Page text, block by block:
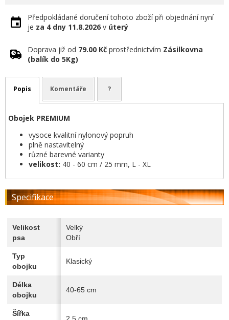
Předpokládané doručení tohoto zboží při objednání nyní
je za 4 dny 11.8.2026 v úterý
Doprava již od 79.00 Kč prostřednictvím Zásilkovna
(balík do 5Kg)
Popis Komentáře ?
Obojek PREMIUM
vysoce kvalitní nylonový popruh
plně nastavitelný
různé barevné varianty
velikost: 40 - 60 cm / 25 mm, L - XL
Specifikace
Velikost
psa
Velký
Obří
Typ
obojku
Klasický
Délka
obojku
40-65 cm
Šířka